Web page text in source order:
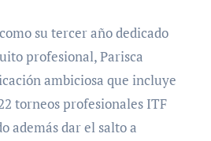
su tercer año dedicado
profesional, Parisca
ambiciosa que incluye
torneos profesionales ITF
además dar el salto a